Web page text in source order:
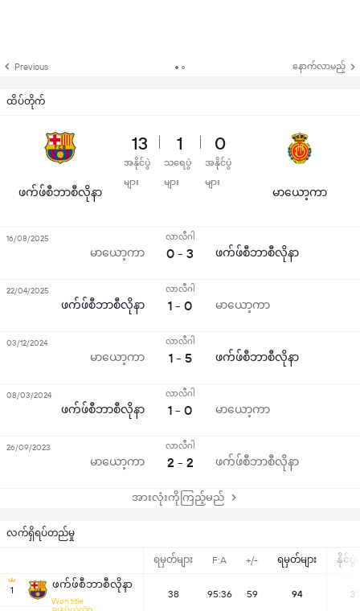
လက်ရှိရပ်တည်မှု
ရမှတ်များ F:A +/- ရမှတ်များ နိုင်ပွဲမ
1 ဖက်ဖ်စီဘာစီလိုနာ
Won title
38 95:36 59 94 31
Previous နောက်လာမည့်
ထိပ်တိုက်
ဖက်ဖ်စီဘာစီလိုနာ
13
အနိုင်ပွဲ
များ
1
သရေပွဲ
များ
0
အနိုင်ပွဲ
များ
မာယော့ကာ
မာယော့ကာ
လာလီဂါ
0 - 3 ဖက်ဖ်စီဘာစီလိုနာ
16/08/2025
ဖက်ဖ်စီဘာစီလိုနာ
လာလီဂါ
1 - 0 မာယော့ကာ
22/04/2025
မာယော့ကာ
လာလီဂါ
1 - 5 ဖက်ဖ်စီဘာစီလိုနာ
03/12/2024
ဖက်ဖ်စီဘာစီလိုနာ
လာလီဂါ
1 - 0 မာယော့ကာ
08/03/2024
မာယော့ကာ
လာလီဂါ
2 - 2 ဖက်ဖ်စီဘာစီလိုနာ
26/09/2023
အားလုံးကိုကြည့်မည်